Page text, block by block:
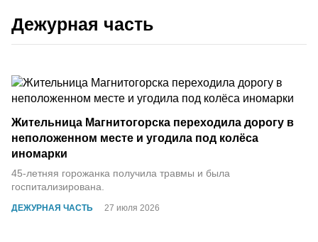
Дежурная часть
ДЕЖУРНАЯ ЧАСТЬ 27 июля 2026
Жительница Магнитогорска переходила дорогу в
неположенном месте и угодила под колёса
иномарки
45-летняя горожанка получила травмы и была
госпитализирована.